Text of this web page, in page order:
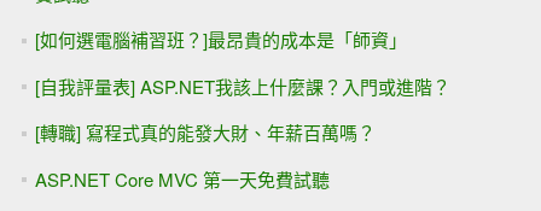
[如何選電腦補習班？]最昂貴的成本是「師資」
[自我評量表] ASP.NET我該上什麼課？入門或進階？
[轉職] 寫程式真的能發大財、年薪百萬嗎？
ASP.NET Core MVC 第一天免費試聽